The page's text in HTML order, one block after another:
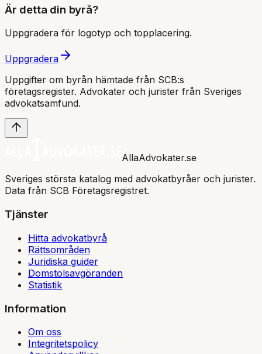
Är detta din byrå?
Uppgradera för logotyp och topplacering.
Uppgradera
Uppgifter om byrån hämtade från SCB:s
företagsregister. Advokater och jurister från Sveriges
advokatsamfund.
AllaAdvokater.se
Sveriges största katalog med advokatbyråer och jurister.
Data från SCB Företagsregistret.
Tjänster
Hitta advokatbyrå
Rättsområden
Juridiska guider
Domstolsavgöranden
Statistik
Information
Om oss
Integritetspolicy